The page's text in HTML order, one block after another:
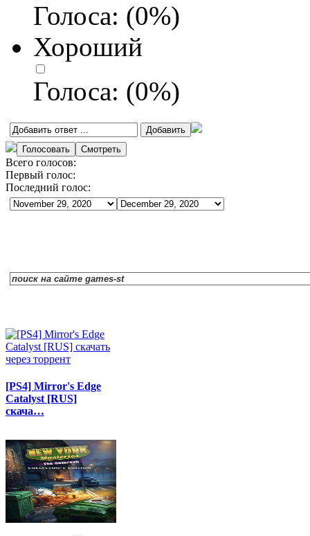
Голоса: (0%)
Хороший
Голоса: (0%)
Всего голосов:
Первый голос:
Последний голос:
[PS4] Mirror's Edge
Catalyst [RUS]
скача…